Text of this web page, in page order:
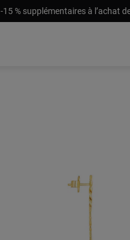
-15 % supplémentaires à l’achat